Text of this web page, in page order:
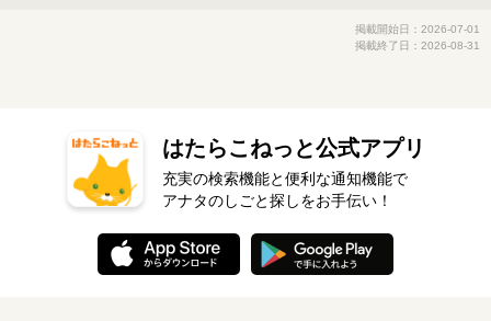
掲載開始日：2026-07-01
掲載終了日：2026-08-31
はたらこねっと公式アプリ
充実の検索機能と便利な通知機能で
アナタのしごと探しをお手伝い！